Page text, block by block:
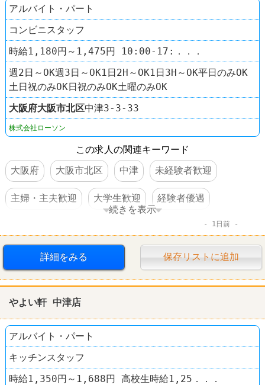
アルバイト・パート
コンビニスタッフ
時給1,180円～1,475円 10:00-17:．．．
週2日～OK週3日～OK1日2H～OK1日3H～OK平日のみOK
土日祝のみOK日祝のみOK土曜のみOK
大阪府大阪市北区中津3‐3‐33
株式会社ローソン
この求人の関連キーワード
大阪府
大阪市北区 中津 未経験者歓迎
主婦・主夫歓迎 大学生歓迎 経験者優遇
コンビニ ローソン
続きを表示
1日前
詳細をみる 保存リストに追加
やよい軒 中津店
アルバイト・パート
キッチンスタッフ
時給1,350円～1,688円 高校生時給1,25．．．